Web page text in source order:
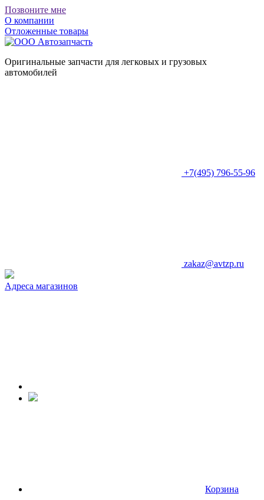
Позвоните мне
О компании
Отложенные товары
Оригинальные запчасти для легковых и грузовых
автомобилей
+7(495) 796-55-96
zakaz@avtzp.ru
Адреса магазинов
Корзина